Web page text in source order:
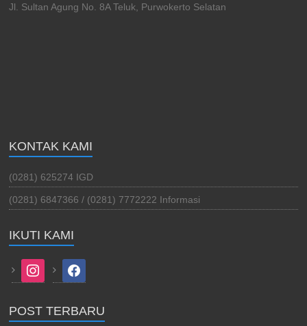
Jl. Sultan Agung No. 8A Teluk, Purwokerto Selatan
KONTAK KAMI
(0281) 625274 IGD
(0281) 6847366 / (0281) 7772222 Informasi
IKUTI KAMI
instagram facebook
POST TERBARU